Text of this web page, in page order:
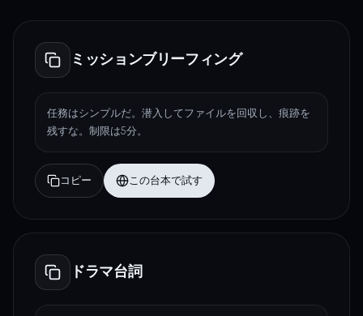
ミッションブリーフィング
任務はシンプルだ。潜入してファイルを回収し、痕跡を
残すな。制限は5分。
コピー この台本で試す
ドラマ台詞